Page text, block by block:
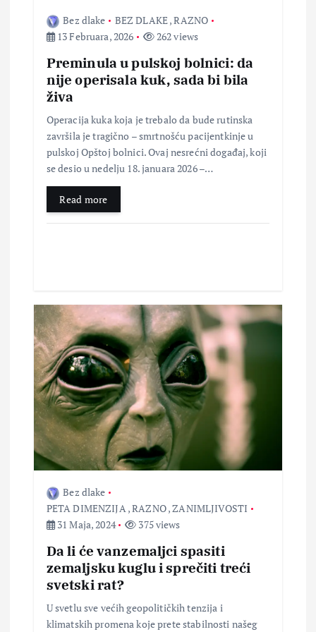
Bez dlake BEZ DLAKE,RAZNO
13 Februara, 2026
262 views
Preminula u pulskoj bolnici: da
nije operisala kuk, sada bi bila
živa
Operacija kuka koja je trebalo da bude rutinska
završila je tragično – smrtnošću pacijentkinje u
pulskoj Opštoj bolnici. Ovaj nesrećni događaj, koji
se desio u nedelju 18. januara 2026 –…
Read more
Bez dlake
PETA DIMENZIJA,RAZNO,ZANIMLJIVOSTI
31 Maja, 2024
375 views
Da li će vanzemaljci spasiti
zemaljsku kuglu i sprečiti treći
svetski rat?
U svetlu sve većih geopolitičkih tenzija i
klimatskih promena koje prete stabilnosti našeg